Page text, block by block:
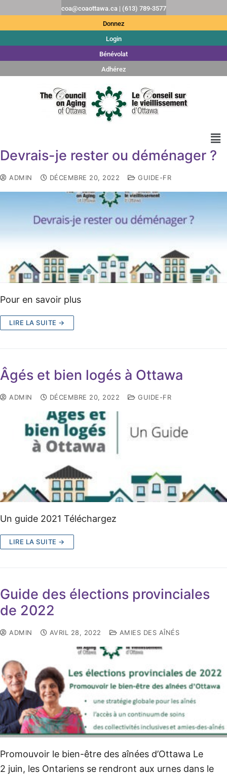
coa@coaottawa.ca | (613) 789-3577
Donnez
Login
Bénévolat
Adhérez
Devrais-je rester ou déménager ?
ADMIN DÉCEMBRE 20, 2022 GUIDE-FR
Pour en savoir plus
LIRE LA SUITE →
Âgés et bien logés à Ottawa
ADMIN DÉCEMBRE 20, 2022 GUIDE-FR
Un guide 2021 Téléchargez
LIRE LA SUITE →
Guide des élections provinciales
de 2022
ADMIN AVRIL 28, 2022 AMIES DES AÎNÉS
Promouvoir le bien-être des aînées d’Ottawa Le
2 juin, les Ontariens se rendront aux urnes dans le